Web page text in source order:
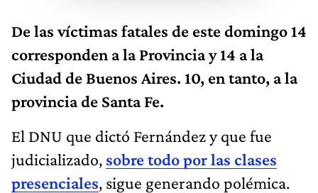
De las víctimas fatales de este domingo 14
corresponden a la Provincia y 14 a la
Ciudad de Buenos Aires. 10, en tanto, a la
provincia de Santa Fe.
El DNU que dictó Fernández y que fue
judicializado, sobre todo por las clases
presenciales, sigue generando polémica.